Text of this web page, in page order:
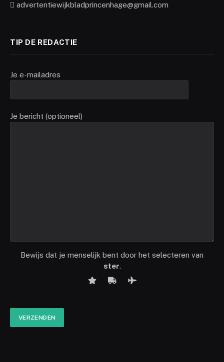
advertentiewijkbladprincenhage@gmail.com
TIP DE REDACTIE
Je e-mailadres
Je bericht (optioneel)
Bewijs dat je menselijk bent door het selecteren van
ster.